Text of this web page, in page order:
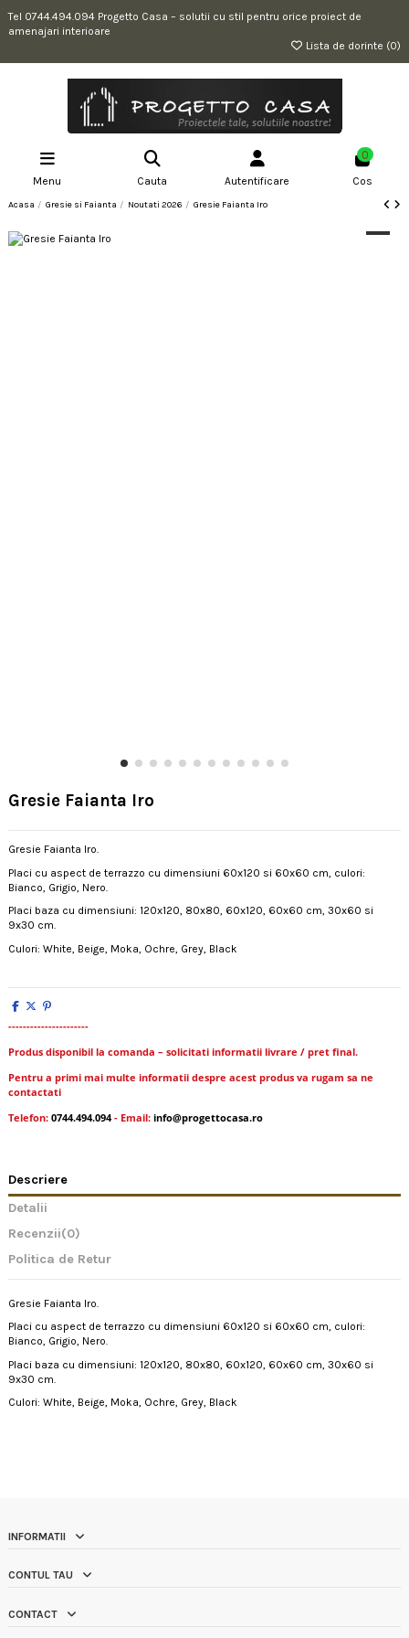
Tel 0744.494.094 Progetto Casa – solutii cu stil pentru orice proiect de
amenajari interioare
Lista de dorinte (0)
Menu Cauta Autentificare
0
Cos
Acasa Gresie si Faianta Noutati 2026 Gresie Faianta Iro
Gresie Faianta Iro
Gresie Faianta Iro.
Placi cu aspect de terrazzo cu dimensiuni 60x120 si 60x60 cm, culori:
Bianco, Grigio, Nero.
Placi baza cu dimensiuni: 120x120, 80x80, 60x120, 60x60 cm, 30x60 si
9x30 cm.
Culori: White, Beige, Moka, Ochre, Grey, Black
----------------------
Produs disponibil la comanda – solicitati informatii livrare / pret final.
Pentru a primi mai multe informatii despre acest produs va rugam sa ne
contactati
Telefon: 0744.494.094- Email: info@progettocasa.ro
Descriere
Detalii
Recenzii(0)
Politica de Retur
Gresie Faianta Iro.
Placi cu aspect de terrazzo cu dimensiuni 60x120 si 60x60 cm, culori:
Bianco, Grigio, Nero.
Placi baza cu dimensiuni: 120x120, 80x80, 60x120, 60x60 cm, 30x60 si
9x30 cm.
Culori: White, Beige, Moka, Ochre, Grey, Black
INFORMATII
CONTUL TAU
CONTACT